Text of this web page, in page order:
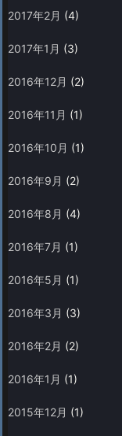
2017年2月 (4)
2017年1月 (3)
2016年12月 (2)
2016年11月 (1)
2016年10月 (1)
2016年9月 (2)
2016年8月 (4)
2016年7月 (1)
2016年5月 (1)
2016年3月 (3)
2016年2月 (2)
2016年1月 (1)
2015年12月 (1)